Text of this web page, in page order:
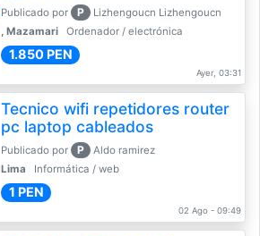
Publicado por P
Lizhengoucn Lizhengoucn
, Mazamari
Ordenador / electrónica
1.850 PEN
Ayer, 03:31
Tecnico wifi repetidores router
pc laptop cableados
Publicado por P
Aldo ramirez
Lima
Informática / web
1 PEN
02 Ago - 09:49